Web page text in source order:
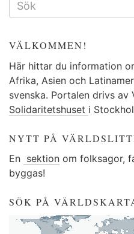
VÄLKOMMEN!
Här hittar du information
Afrika, Asien och
svenska. Portalen drivs av
Solidaritetshuset i
NYTT PÅ
En sektion om folksagor,
byggas!
SÖK PÅ